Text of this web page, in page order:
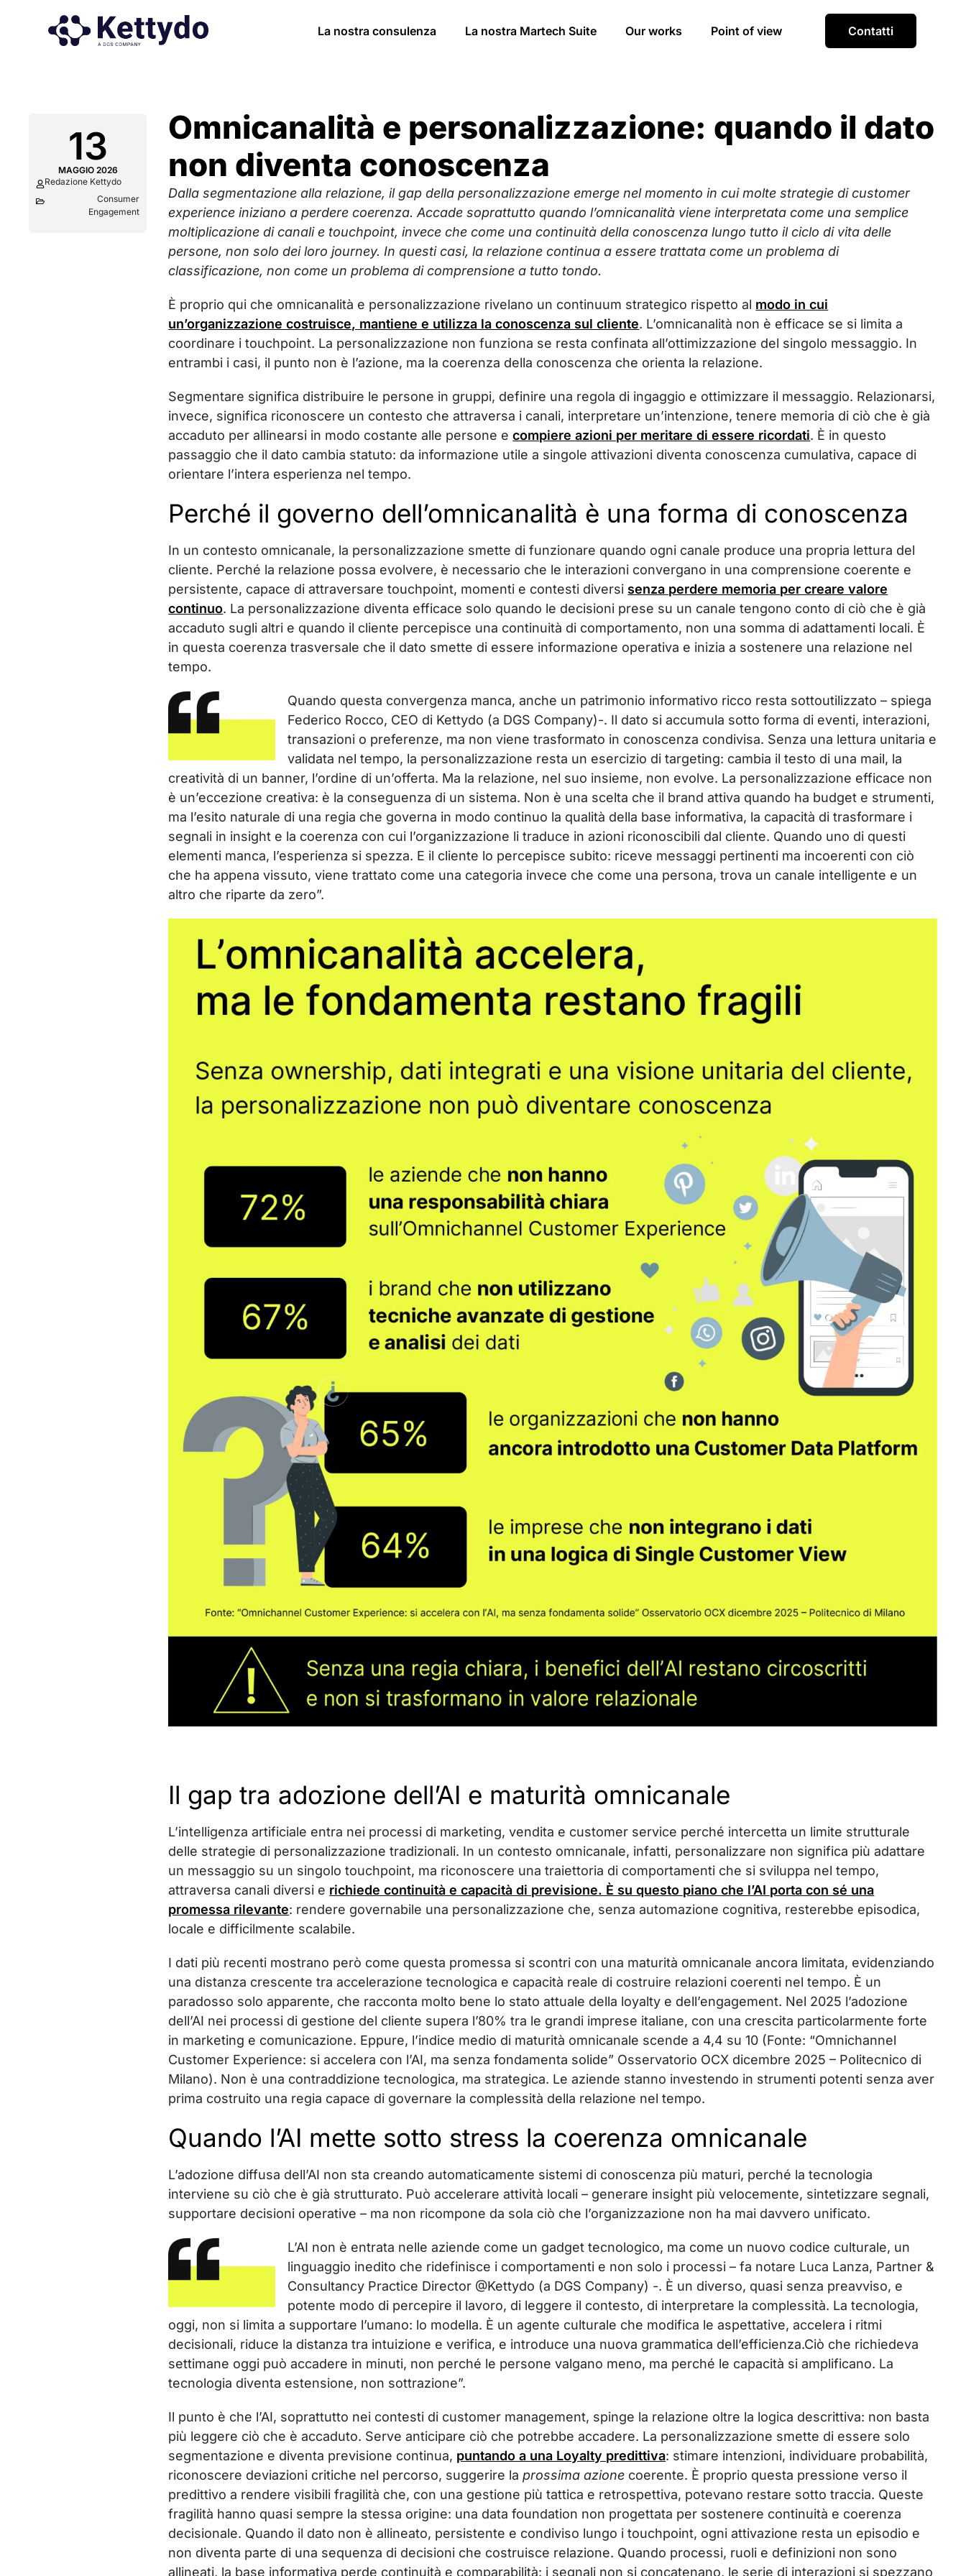
La nostra consulenza La nostra Martech Suite Our works Point of view Contatti
13
MAGGIO 2026
Redazione Kettydo
Consumer
Engagement
Omnicanalità e personalizzazione: quando il dato
non diventa conoscenza
Dalla segmentazione alla relazione, il gap della personalizzazione emerge nel momento in cui molte strategie di customer
experience iniziano a perdere coerenza. Accade soprattutto quando l’omnicanalità viene interpretata come una semplice
moltiplicazione di canali e touchpoint, invece che come una continuità della conoscenza lungo tutto il ciclo di vita delle
persone, non solo dei loro journey. In questi casi, la relazione continua a essere trattata come un problema di
classificazione, non come un problema di comprensione a tutto tondo.
È proprio qui che omnicanalità e personalizzazione rivelano un continuum strategico rispetto al modo in cui
un’organizzazione costruisce, mantiene e utilizza la conoscenza sul cliente. L’omnicanalità non è efficace se si limita a
coordinare i touchpoint. La personalizzazione non funziona se resta confinata all’ottimizzazione del singolo messaggio. In
entrambi i casi, il punto non è l’azione, ma la coerenza della conoscenza che orienta la relazione.
Segmentare significa distribuire le persone in gruppi, definire una regola di ingaggio e ottimizzare il messaggio. Relazionarsi,
invece, significa riconoscere un contesto che attraversa i canali, interpretare un’intenzione, tenere memoria di ciò che è già
accaduto per allinearsi in modo costante alle persone ecompiere azioni per meritare di essere ricordati. È in questo
passaggio che il dato cambia statuto: da informazione utile a singole attivazioni diventa conoscenza cumulativa, capace di
orientare l’intera esperienza nel tempo.
Perché il governo dell’omnicanalità è una forma di conoscenza
In un contesto omnicanale, la personalizzazione smette di funzionare quando ogni canale produce una propria lettura del
cliente. Perché la relazione possa evolvere, è necessario che le interazioni convergano in una comprensione coerente e
persistente, capace di attraversare touchpoint, momenti e contesti diversi senza perdere memoria per creare valore
continuo. La personalizzazione diventa efficace solo quando le decisioni prese su un canale tengono conto di ciò che è già
accaduto sugli altri e quando il cliente percepisce una continuità di comportamento, non una somma di adattamenti locali. È
in questa coerenza trasversale che il dato smette di essere informazione operativa e inizia a sostenere una relazione nel
tempo.
Quando questa convergenza manca, anche un patrimonio informativo ricco resta sottoutilizzato – spiega
Federico Rocco, CEO di Kettydo (a DGS Company)-. Il dato si accumula sotto forma di eventi, interazioni,
transazioni o preferenze, ma non viene trasformato in conoscenza condivisa. Senza una lettura unitaria e
validata nel tempo, la personalizzazione resta un esercizio di targeting: cambia il testo di una mail, la
creatività di un banner, l’ordine di un’offerta. Ma la relazione, nel suo insieme, non evolve. La personalizzazione efficace non
è un’eccezione creativa: è la conseguenza di un sistema. Non è una scelta che il brand attiva quando ha budget e strumenti,
ma l’esito naturale di una regia che governa in modo continuo la qualità della base informativa, la capacità di trasformare i
segnali in insight e la coerenza con cui l’organizzazione li traduce in azioni riconoscibili dal cliente. Quando uno di questi
elementi manca, l’esperienza si spezza. E il cliente lo percepisce subito: riceve messaggi pertinenti ma incoerenti con ciò
che ha appena vissuto, viene trattato come una categoria invece che come una persona, trova un canale intelligente e un
altro che riparte da zero”.
Il gap tra adozione dell’AI e maturità omnicanale
L’intelligenza artificiale entra nei processi di marketing, vendita e customer service perché intercetta un limite strutturale
delle strategie di personalizzazione tradizionali. In un contesto omnicanale, infatti, personalizzare non significa più adattare
un messaggio su un singolo touchpoint, ma riconoscere una traiettoria di comportamenti che si sviluppa nel tempo,
attraversa canali diversi e richiede continuità e capacità di previsione. È su questo piano che l’AI porta con sé una
promessa rilevante: rendere governabile una personalizzazione che, senza automazione cognitiva, resterebbe episodica,
locale e difficilmente scalabile.
I dati più recenti mostrano però come questa promessa si scontri con una maturità omnicanale ancora limitata, evidenziando
una distanza crescente tra accelerazione tecnologica e capacità reale di costruire relazioni coerenti nel tempo. È un
paradosso solo apparente, che racconta molto bene lo stato attuale della loyalty e dell’engagement. Nel 2025 l’adozione
dell’AI nei processi di gestione del cliente supera l’80% tra le grandi imprese italiane, con una crescita particolarmente forte
in marketing e comunicazione. Eppure, l’indice medio di maturità omnicanale scende a 4,4 su 10 (Fonte: “Omnichannel
Customer Experience: si accelera con l’AI, ma senza fondamenta solide” Osservatorio OCX dicembre 2025 – Politecnico di
Milano). Non è una contraddizione tecnologica, ma strategica. Le aziende stanno investendo in strumenti potenti senza aver
prima costruito una regia capace di governare la complessità della relazione nel tempo.
Quando l’AI mette sotto stress la coerenza omnicanale
L’adozione diffusa dell’AI non sta creando automaticamente sistemi di conoscenza più maturi, perché la tecnologia
interviene su ciò che è già strutturato. Può accelerare attività locali – generare insight più velocemente, sintetizzare segnali,
supportare decisioni operative – ma non ricompone da sola ciò che l’organizzazione non ha mai davvero unificato.
L’AI non è entrata nelle aziende come un gadget tecnologico, ma come un nuovo codice culturale, un
linguaggio inedito che ridefinisce i comportamenti e non solo i processi – fa notare Luca Lanza, Partner &
Consultancy Practice Director @Kettydo (a DGS Company) -. È un diverso, quasi senza preavviso, e
potente modo di percepire il lavoro, di leggere il contesto, di interpretare la complessità. La tecnologia,
oggi, non si limita a supportare l’umano: lo modella. È un agente culturale che modifica le aspettative, accelera i ritmi
decisionali, riduce la distanza tra intuizione e verifica, e introduce una nuova grammatica dell’efficienza.Ciò che richiedeva
settimane oggi può accadere in minuti, non perché le persone valgano meno, ma perché le capacità si amplificano. La
tecnologia diventa estensione, non sottrazione”.
Il punto è che l’AI, soprattutto nei contesti di customer management, spinge la relazione oltre la logica descrittiva: non basta
più leggere ciò che è accaduto. Serve anticipare ciò che potrebbe accadere. La personalizzazione smette di essere solo
segmentazione e diventa previsione continua, puntando a una Loyalty predittiva: stimare intenzioni, individuare probabilità,
riconoscere deviazioni critiche nel percorso, suggerire laprossima azione coerente. È proprio questa pressione verso il
predittivo a rendere visibili fragilità che, con una gestione più tattica e retrospettiva, potevano restare sotto traccia. Queste
fragilità hanno quasi sempre la stessa origine: una data foundation non progettata per sostenere continuità e coerenza
decisionale. Quando il dato non è allineato, persistente e condiviso lungo i touchpoint, ogni attivazione resta un episodio e
non diventa parte di una sequenza di decisioni che costruisce relazione. Quando processi, ruoli e definizioni non sono
allineati, la base informativa perde continuità e comparabilità: i segnali non si concatenano, le serie di interazioni si spezzano